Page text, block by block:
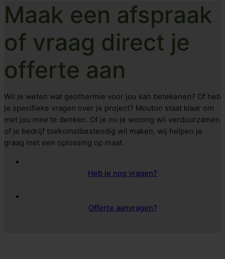
Maak een afspraak
of vraag direct je
offerte aan
Wil je weten wat geothermie voor jou kan betekenen? Of heb
je specifieke vragen over je project? Mouton staat klaar om
met jou mee te denken. Of je nu je woning wil verduurzamen
of je bedrijf toekomstbestendig wil maken, wij helpen je
graag met een oplossing op maat.
Heb je nog vragen?
Offerte aanvragen?